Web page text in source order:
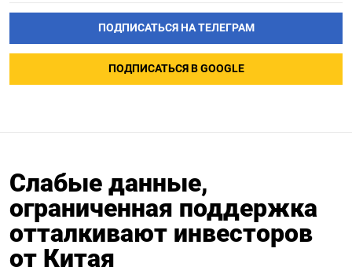
ПОДПИСАТЬСЯ НА ТЕЛЕГРАМ
ПОДПИСАТЬСЯ В GOOGLE
Слабые данные,
ограниченная поддержка
отталкивают инвесторов
от Китая